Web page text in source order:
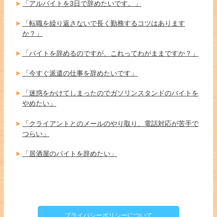
「アルバイトを3日で辞めたいです。」
「転職を繰り返さないで長く勤務するコツはあります
か？」
「バイトを辞めるのですが、これってわがままですか？」
「今すぐ派遣の仕事を辞めたいです」
「迷惑をかけてしまったのでガソリンスタンドのバイトを
やめたい」
「クライアントとのメールのやり取り、電話対応が苦手で
つらい」
「居酒屋のバイトを辞めたい」
プライバシーポリシーについて